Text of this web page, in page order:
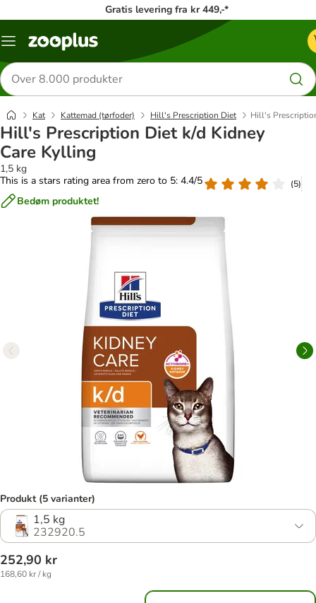
Gratis levering fra kr 449,-*
Menu
Søg
efter
produkter
Kat Kattemad (tørfoder) Hill's Prescription Diet Hill's
Hill's Prescription Diet k/d Kidney
Care Kylling
1,5 kg
This is a stars rating area from zero to 5: 4.4/5
(5)
Bedøm produktet!
Produkt (5 varianter)
1,5 kg
232920.5
252,90 kr
168,60 kr / kg